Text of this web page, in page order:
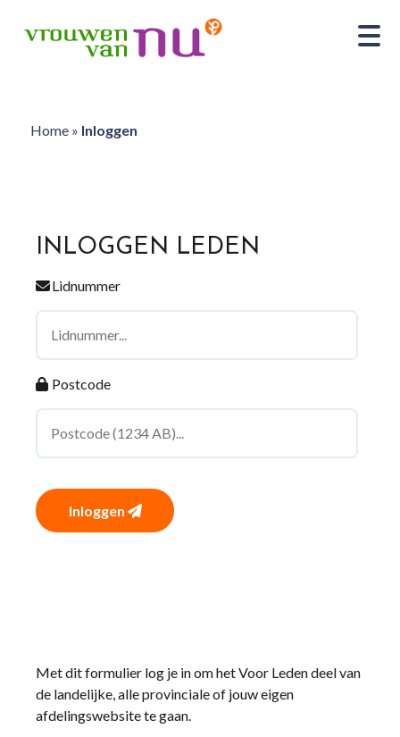
Home» Inloggen
INLOGGEN LEDEN
Lidnummer
Postcode
Inloggen
Met dit formulier log je in om het Voor Leden deel van
de landelijke, alle provinciale of jouw eigen
afdelingswebsite te gaan.